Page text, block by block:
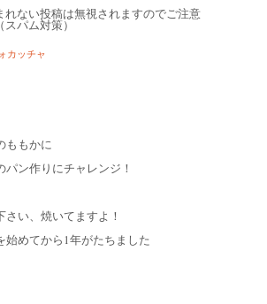
れない投稿は無視されますのでご注意
スパム対策）
カッチャ
ももかに
パン作りにチャレンジ！
さい、焼いてますよ！
始めてから1年がたちました